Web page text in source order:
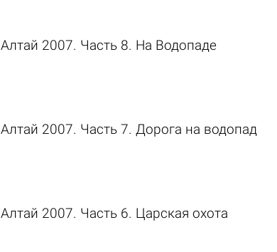
Алтай 2007. Часть 8. На Водопаде
Алтай 2007. Часть 7. Дорога на водопад
Алтай 2007. Часть 6. Царская охота